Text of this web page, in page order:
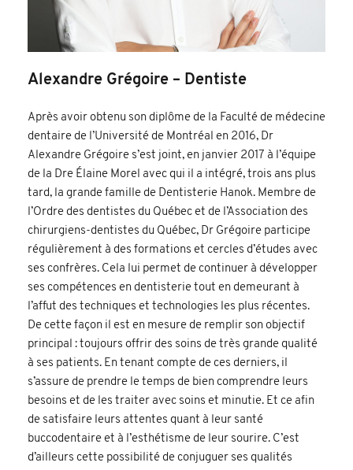
Alexandre Grégoire – Dentiste
Après avoir obtenu son diplôme de la Faculté de médecine
dentaire de l’Université de Montréal en 2016, Dr
Alexandre Grégoire s’est joint, en janvier 2017 à l’équipe
de la Dre Élaine Morel avec qui il a intégré, trois ans plus
tard, la grande famille de Dentisterie Hanok. Membre de
l’Ordre des dentistes du Québec et de l’Association des
chirurgiens-dentistes du Québec, Dr Grégoire participe
régulièrement à des formations et cercles d’études avec
ses confrères. Cela lui permet de continuer à développer
ses compétences en dentisterie tout en demeurant à
l’affut des techniques et technologies les plus récentes.
De cette façon il est en mesure de remplir son objectif
principal : toujours offrir des soins de très grande qualité
à ses patients. En tenant compte de ces derniers, il
s’assure de prendre le temps de bien comprendre leurs
besoins et de les traiter avec soins et minutie. Et ce afin
de satisfaire leurs attentes quant à leur santé
buccodentaire et à l’esthétisme de leur sourire. C’est
d’ailleurs cette possibilité de conjuguer ses qualités